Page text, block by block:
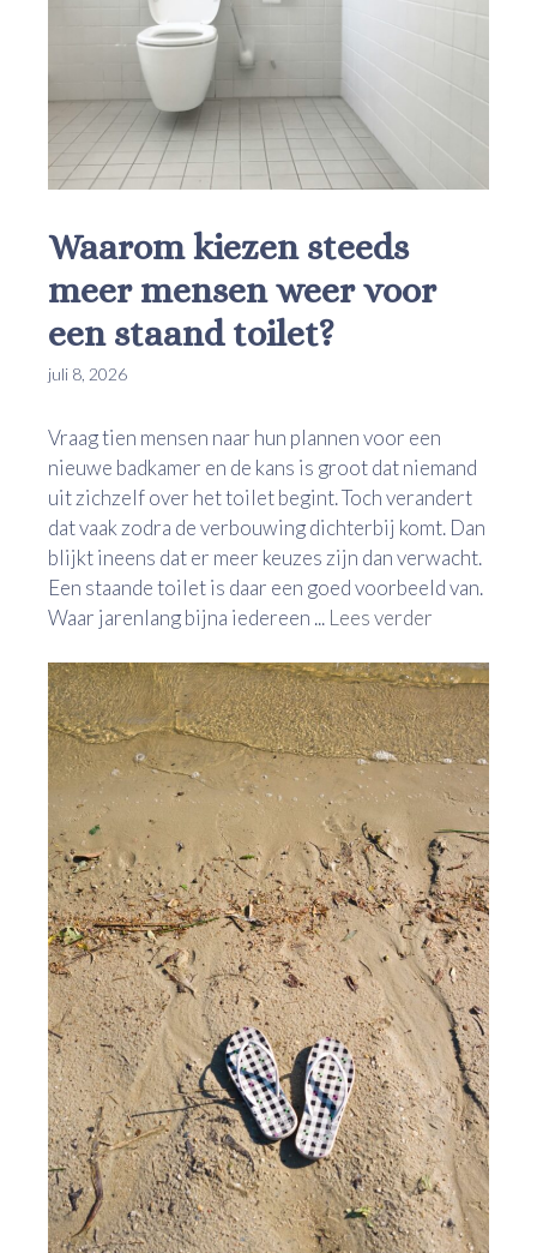
Waarom kiezen steeds
meer mensen weer voor
een staand toilet?
juli 8, 2026
Vraag tien mensen naar hun plannen voor een
nieuwe badkamer en de kans is groot dat niemand
uit zichzelf over het toilet begint. Toch verandert
dat vaak zodra de verbouwing dichterbij komt. Dan
blijkt ineens dat er meer keuzes zijn dan verwacht.
Een staande toilet is daar een goed voorbeeld van.
Waar jarenlang bijna iedereen ... Lees verder